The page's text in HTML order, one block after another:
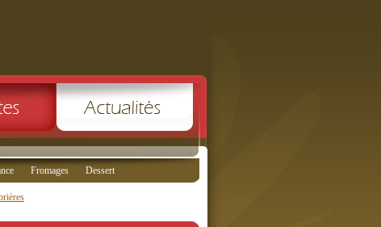
Fromages Dessert